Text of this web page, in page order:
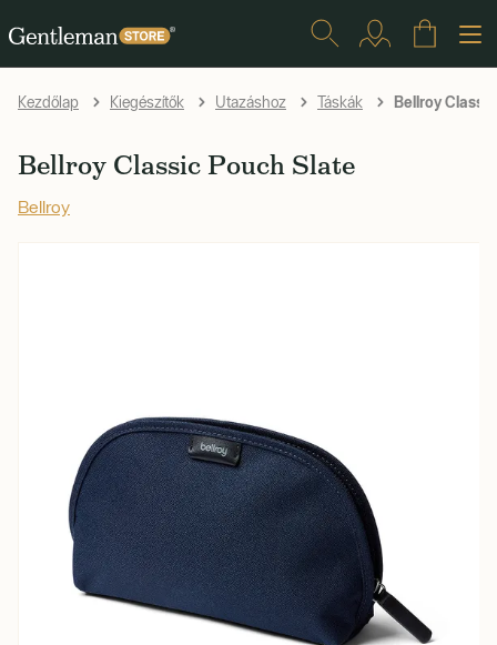
Kezdőlap Kiegészítők Utazáshoz Táskák Bellroy
Bellroy Classic Pouch Slate
Bellroy